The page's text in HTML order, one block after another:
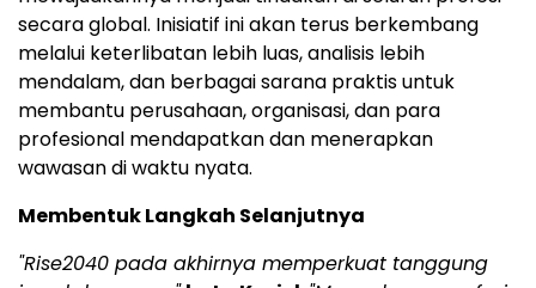
secara global. Inisiatif ini akan terus berkembang
melalui keterlibatan lebih luas, analisis lebih
mendalam, dan berbagai sarana praktis untuk
membantu perusahaan, organisasi, dan para
profesional mendapatkan dan menerapkan
wawasan di waktu nyata.
Membentuk Langkah Selanjutnya
"Rise2040 pada akhirnya memperkuat tanggung